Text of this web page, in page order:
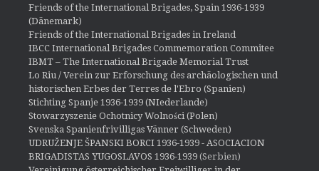
Friends of the International Brigades, Spain 1936-1939
(Dänemark)
Friends of the International Brigades in Ireland
IBCC International Brigades Commemoration Commitee
IBMT – The International Brigade Memorial Trust
Lo Riu / Verein zur Erforschung des archäologischen und
historischen Erbes der Terres de l'Ebro (Spanien)
Stichting Spanje 1936-1939 (NIederlande)
Stowarzyszenie Ochotnicy Wolności (Polen)
Svenska Spanienfrivilligas Vänner (Schweden)
UDRUŽENJE ŠPANSKI BORCI 1936-1939 - ASOCIACION
BRIGADISTAS YUGOSLAVOS 1936-1939 (Serbien)